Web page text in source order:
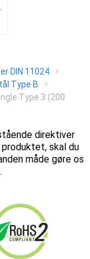
DIN 11024
Type B
Type 3 (200
direktiver
skal du
måde gøre os